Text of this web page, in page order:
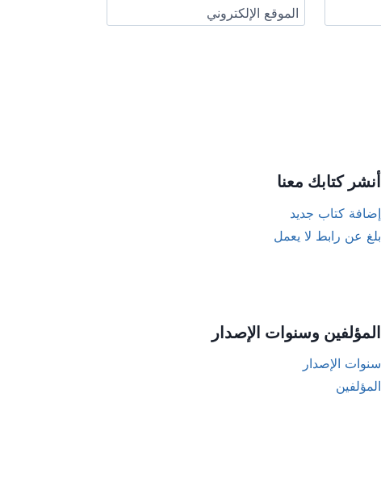
الموقع الإلكتروني
أنشر كتابك معنا
إضافة كتاب جديد
بلغ عن رابط لا يعمل
المؤلفين وسنوات الإصدار
سنوات الإصدار
المؤلفين